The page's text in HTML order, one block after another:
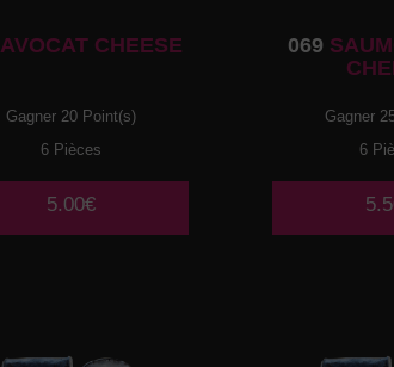
AVOCAT CHEESE
Gagner 20 Point(s)
6 Pièces
5.00€
069
Gagner
6